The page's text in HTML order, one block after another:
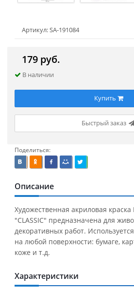
Артикул: SA-191084
179 руб.
В наличии
Купить
Быстрый заказ
Поделиться:
Описание
Художественная акриловая краска
"CLASSIC" предназначена для
декоративных работ.
на любой поверхности: бумаге,
коже и т.д.
Характеристики